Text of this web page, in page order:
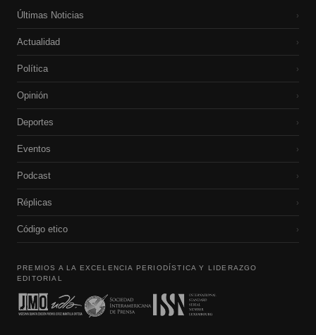
Últimas Noticias ›
Actualidad ›
Política ›
Opinión ›
Deportes ›
Eventos ›
Podcast ›
Réplicas ›
Código etico ›
PREMIOS A LA EXCELENCIA PERIODÍSTICA Y LIDERAZGO
EDITORIAL